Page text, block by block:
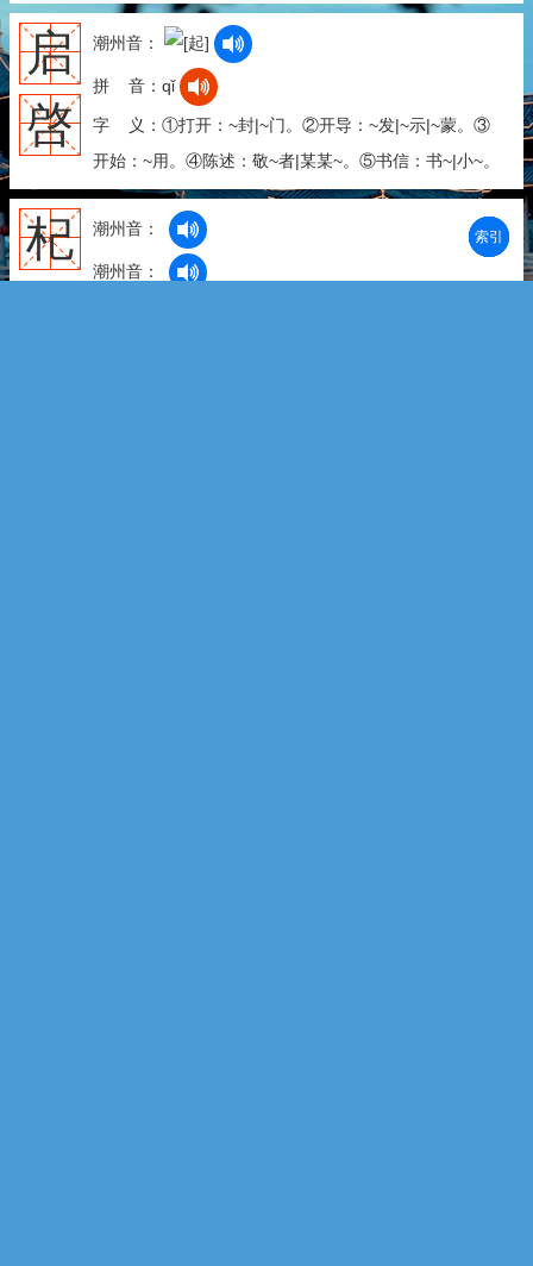
启
啓
潮州音：
拼 音：qǐ
字 义：①打开：~封|~门。②开导：~发|~示|~蒙。③
开始：~用。④陈述：敬~者|某某~。⑤书信：书~|小~。
杞 潮州音：
潮州音：
部首
笔划
拼音
潮拼